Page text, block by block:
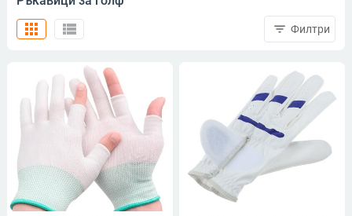
view_list
apps filter_list Филтри